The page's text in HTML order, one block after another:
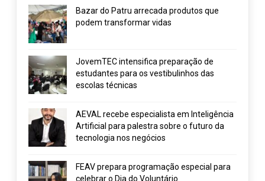
Bazar do Patru arrecada produtos que
podem transformar vidas
JovemTEC intensifica preparação de
estudantes para os vestibulinhos das
escolas técnicas
AEVAL recebe especialista em Inteligência
Artificial para palestra sobre o futuro da
tecnologia nos negócios
FEAV prepara programação especial para
celebrar o Dia do Voluntário